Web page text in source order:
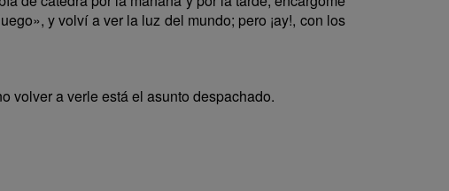
y volví a ver la luz del mundo; pero ¡ay!, con los
volver a verle está el asunto despachado.